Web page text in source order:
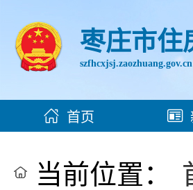
枣庄市住
szfhcxjsj.zaozhuang.gov.cn
首页
当前位置：